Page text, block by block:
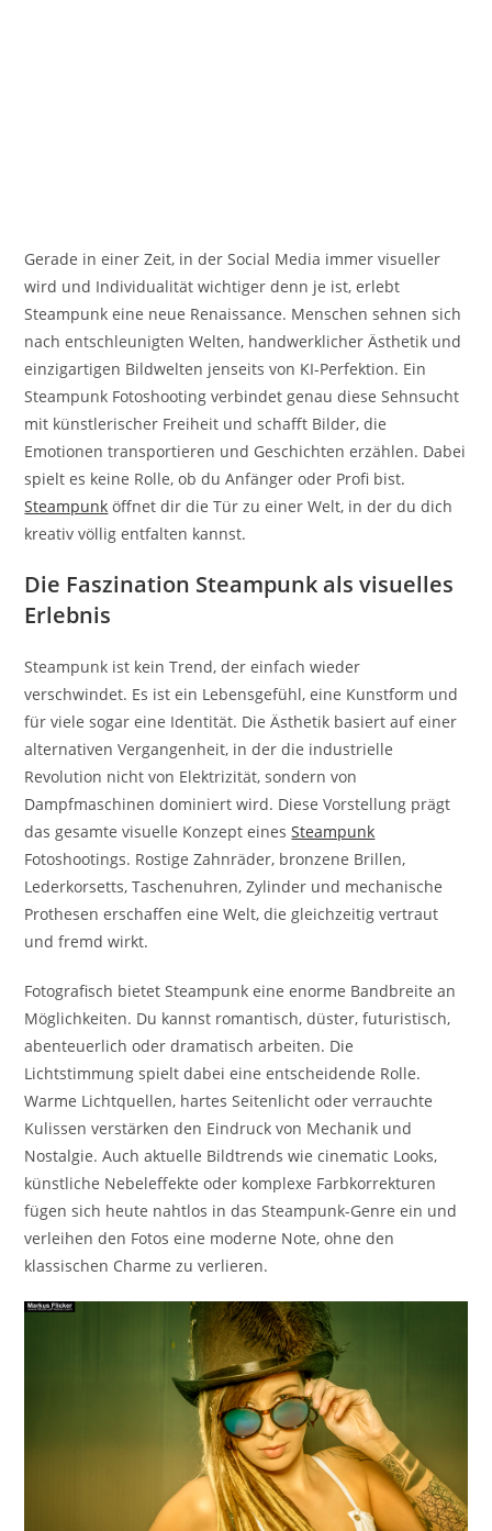
Gerade in einer Zeit, in der Social Media immer visueller
wird und Individualität wichtiger denn je ist, erlebt
Steampunk eine neue Renaissance. Menschen sehnen sich
nach entschleunigten Welten, handwerklicher Ästhetik und
einzigartigen Bildwelten jenseits von KI-Perfektion. Ein
Steampunk Fotoshooting verbindet genau diese Sehnsucht
mit künstlerischer Freiheit und schafft Bilder, die
Emotionen transportieren und Geschichten erzählen. Dabei
spielt es keine Rolle, ob du Anfänger oder Profi bist.
Steampunk öffnet dir die Tür zu einer Welt, in der du dich
kreativ völlig entfalten kannst.
Die Faszination Steampunk als visuelles
Erlebnis
Steampunk ist kein Trend, der einfach wieder
verschwindet. Es ist ein Lebensgefühl, eine Kunstform und
für viele sogar eine Identität. Die Ästhetik basiert auf einer
alternativen Vergangenheit, in der die industrielle
Revolution nicht von Elektrizität, sondern von
Dampfmaschinen dominiert wird. Diese Vorstellung prägt
das gesamte visuelle Konzept einesSteampunk
Fotoshootings. Rostige Zahnräder, bronzene Brillen,
Lederkorsetts, Taschenuhren, Zylinder und mechanische
Prothesen erschaffen eine Welt, die gleichzeitig vertraut
und fremd wirkt.
Fotografisch bietet Steampunk eine enorme Bandbreite an
Möglichkeiten. Du kannst romantisch, düster, futuristisch,
abenteuerlich oder dramatisch arbeiten. Die
Lichtstimmung spielt dabei eine entscheidende Rolle.
Warme Lichtquellen, hartes Seitenlicht oder verrauchte
Kulissen verstärken den Eindruck von Mechanik und
Nostalgie. Auch aktuelle Bildtrends wie cinematic Looks,
künstliche Nebeleffekte oder komplexe Farbkorrekturen
fügen sich heute nahtlos in das Steampunk-Genre ein und
verleihen den Fotos eine moderne Note, ohne den
klassischen Charme zu verlieren.